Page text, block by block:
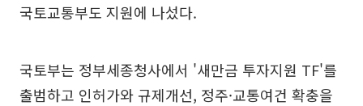
국토교통부도 지원에 나섰다.
국토부는 정부세종청사에서 '새만금 투자지원 TF'를
출범하고 인허가와 규제개선, 정주·교통여건 확충을